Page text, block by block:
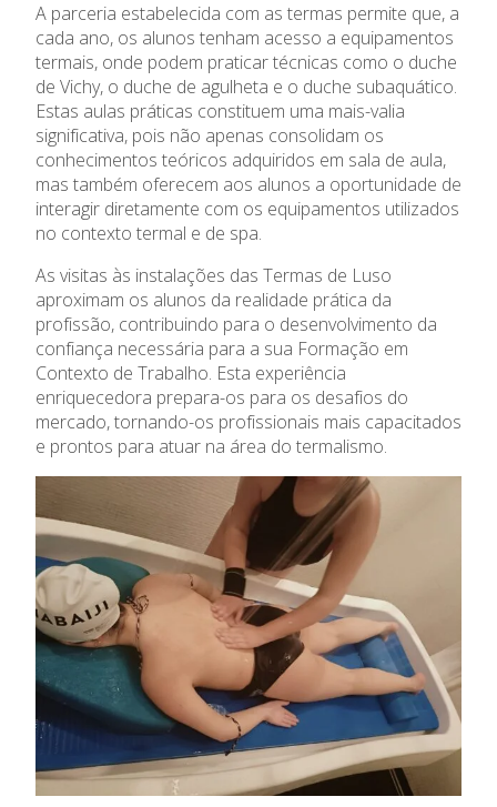
Privacidade
Ensino Profissional
Ano Letivo
Admissão
Informações
APEE
Notícias
A parceria estabelecida com as termas permite que, a
cada ano, os alunos tenham acesso a equipamentos
termais, onde podem praticar técnicas como o duche
de Vichy, o duche de agulheta e o duche subaquático.
Estas aulas práticas constituem uma mais-valia
significativa, pois não apenas consolidam os
conhecimentos teóricos adquiridos em sala de aula,
mas também oferecem aos alunos a oportunidade de
interagir diretamente com os equipamentos utilizados
no contexto termal e de spa.
As visitas às instalações das Termas de Luso
aproximam os alunos da realidade prática da
profissão, contribuindo para o desenvolvimento da
confiança necessária para a sua Formação em
Contexto de Trabalho. Esta experiência
enriquecedora prepara-os para os desafios do
mercado, tornando-os profissionais mais capacitados
e prontos para atuar na área do termalismo.